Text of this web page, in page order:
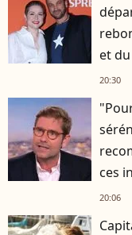
et
20:30
ces
20:06